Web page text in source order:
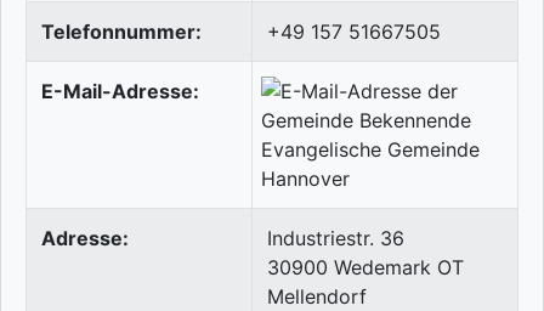
Telefonnummer: +49 157 51667505
E-Mail-Adresse:
Adresse:
Industriestr. 36
30900 Wedemark OT
Mellendorf